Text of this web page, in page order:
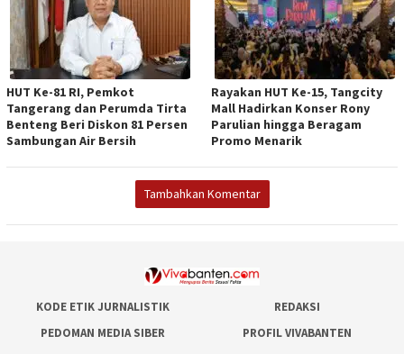
HUT Ke-81 RI, Pemkot
Tangerang dan Perumda Tirta
Benteng Beri Diskon 81 Persen
Sambungan Air Bersih
Rayakan HUT Ke-15, Tangcity
Mall Hadirkan Konser Rony
Parulian hingga Beragam
Promo Menarik
Tambahkan Komentar
KODE ETIK JURNALISTIK
REDAKSI
PEDOMAN MEDIA SIBER
PROFIL VIVABANTEN